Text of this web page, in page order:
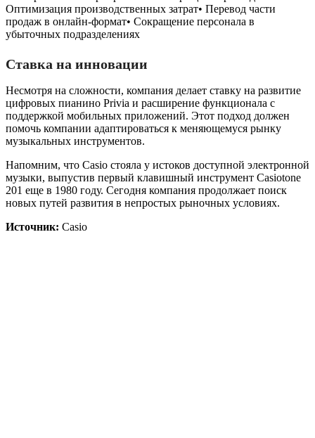
Оптимизация производственных затрат• Перевод части
продаж в онлайн-формат• Сокращение персонала в
убыточных подразделениях
Ставка на инновации
Несмотря на сложности, компания делает ставку на развитие
цифровых пианино Privia и расширение функционала с
поддержкой мобильных приложений. Этот подход должен
помочь компании адаптироваться к меняющемуся рынку
музыкальных инструментов.
Напомним, что Casio стояла у истоков доступной электронной
музыки, выпустив первый клавишный инструмент Casiotone
201 еще в 1980 году. Сегодня компания продолжает поиск
новых путей развития в непростых рыночных условиях.
Источник: Casio